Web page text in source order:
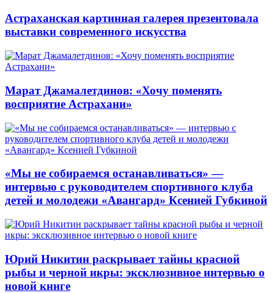
Астраханская картинная галерея презентовала
выставки современного искусства
Марат Джамалетдинов: «Хочу поменять
восприятие Астрахани»
«Мы не собираемся останавливаться» —
интервью с руководителем спортивного клуба
детей и молодежи «Авангард» Ксенией Губкиной
Юрий Никитин раскрывает тайны красной
рыбы и черной икры: эксклюзивное интервью о
новой книге